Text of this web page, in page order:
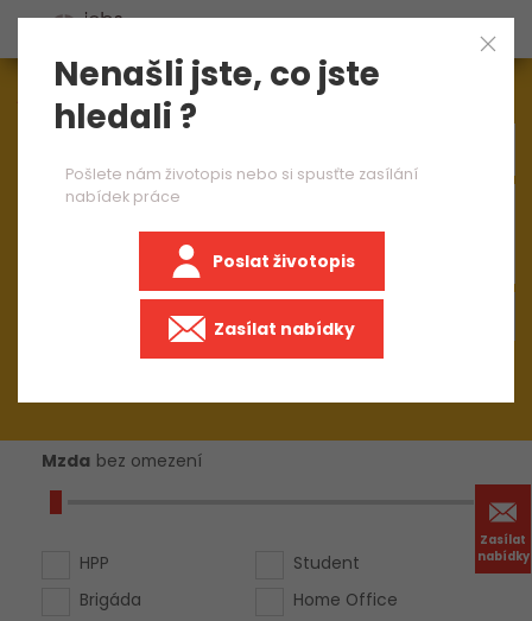
Zasílat
nabídky
Aktuálně1544nabídek práce
Výroba a průmysl jinde neuvedené
Mzda bez omezení
HPP
Brigáda
Student
Home Office
Nenašli jste, co jste
hledali ?
Pošlete nám životopis nebo si spusťte zasílání
nabídek práce
Poslat životopis
Zasílat nabídky